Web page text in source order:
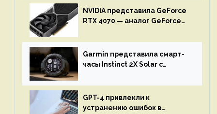
NVIDIA представила GeForce
RTX 4070 — аналог GeForce
Garmin представила смарт-
часы Instinct 2X Solar с
GPT-4 привлекли к
устранению ошибок в